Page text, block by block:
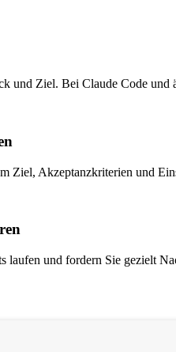
und Ziel. Bei Claude Code
Ziel, Akzeptanzkriterien und
laufen und fordern Sie gezielt